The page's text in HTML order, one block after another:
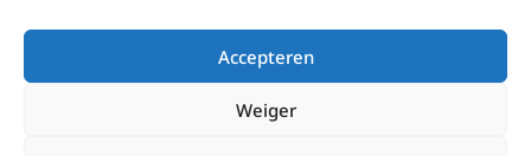
Accepteren
Weiger